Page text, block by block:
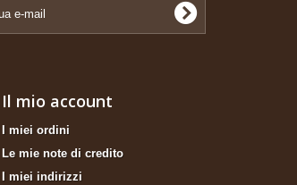
Il mio account
I miei ordini
Le mie note di credito
I miei indirizzi